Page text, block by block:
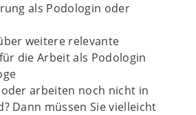
als Podologin oder
weitere relevante
die Arbeit als Podologin
arbeiten noch nicht in
Dann müssen Sie vielleicht